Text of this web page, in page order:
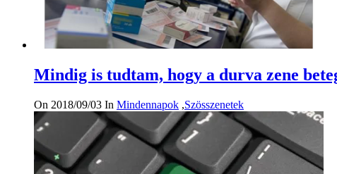
Mindig is tudtam, hogy a durva zene
On 2018/09/03 In Mindennapok ,Szösszenetek